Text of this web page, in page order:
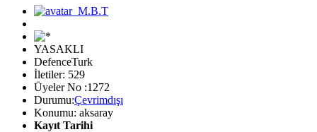
YASAKLI
DefenceTurk
İletiler: 529
Üyeler No :1272
Durumu:Çevrimdışı
Konumu: aksaray
Kayıt Tarihi